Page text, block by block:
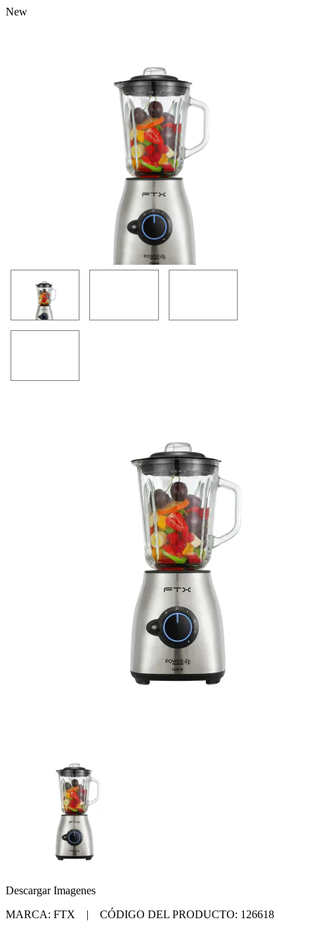
New
Descargar Imagenes
MARCA: FTX | CÓDIGO DEL PRODUCTO: 126618